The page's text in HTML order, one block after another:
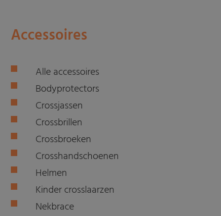
Accessoires
Alle accessoires
Bodyprotectors
Crossjassen
Crossbrillen
Crossbroeken
Crosshandschoenen
Helmen
Kinder crosslaarzen
Nekbrace